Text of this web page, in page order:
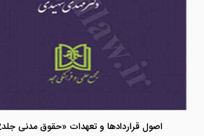
اصول قراردادها و تعهدات «حقوق مدنی جلد2»